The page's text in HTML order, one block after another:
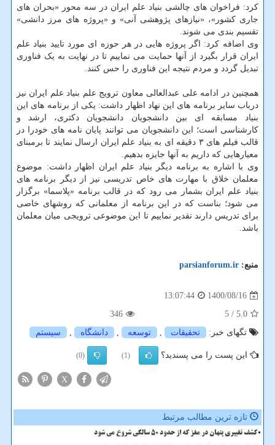
کرد: فراخوان های چالشی بنیاد علم ایران در سه محور «بحران های
جاری کشور»، «نیازهای پژوهشی آنی» و «پروژه های مرز دانشی»
تقسیم بندی می شوند.
وی اضافه کرد: اگر پروژه هایی در هر حوزه ای مورد تایید بنیاد علم
ایران قرار بگیرد از آنها حمایت می نماییم تا در نهایت به یک فناوری
تبدیل گردد و مردم نتیجه این فناوری را حس کنند.
همچنین در ادامه علی عبدالعالی معاون ترویج علم بنیاد علم ایران نیز
درباب سایر برنامه های این نهاد اظهار داشت: یکی از برنامه های این
بنیاد مسابقه ای بین دانشجویان دانشجویان دکتری، ارشد و
کارشناسی است؛ این دانشجویان می توانند پایان نامه های خودرا در
قالب فیلم های ۳ دقیقه ای به بنیاد علم ایران ارسال نمایند تا برمبنای
معیارهایی که داریم به آنها جایزه بدهیم.
وی با اشاره به برنامه دیگر بنیاد علم ایران اظهار داشت: موضوع
معلمان خلاق با مهارت های خاص تدریسی نیز از دیگر برنامه های
بنیاد علم ایران بشمار می رود که در قالب برنامه «پلاسما» برگزار
می شود؛ بناست که در این برنامه از معلمانی که روشهای خاصی
برای تدریس دارند تقدیر نماییم تا این موضوعی ترویجی میان معلمان
باشد.
منبع: parsianforum.ir
1400/08/16
13:07:44
5.0
/ 5
346
تگهای خبر:
تحقیقات , توسعه , دانشگاه , سیستم
این پست را می پسندید؟ (1)
(0)
X
تازه ترین مطالب مرتبط
کشف تغییری پنهان در مغز که از حدود 50 سالگی شروع می شود